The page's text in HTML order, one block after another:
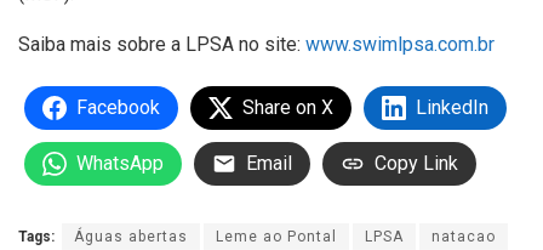
Saiba mais sobre a LPSA no site: www.swimlpsa.com.br
Facebook Share on X LinkedIn
WhatsApp Email Copy Link
Tags: Águas abertas Leme ao Pontal LPSA natacao